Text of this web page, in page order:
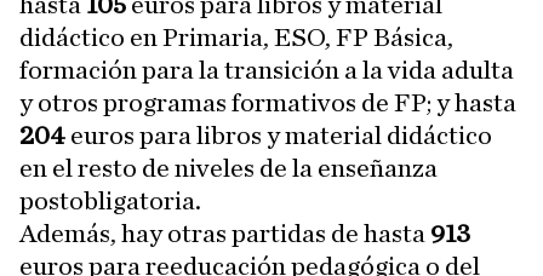
didáctico en Primaria, ESO, FP Básica,
formación para la transición a la vida adulta
y otros programas formativos de FP; y hasta
204 euros para libros y material didáctico
en el resto de niveles de la enseñanza
postobligatoria.
Además, hay otras partidas de hasta 913
euros para reeducación pedagógica o del